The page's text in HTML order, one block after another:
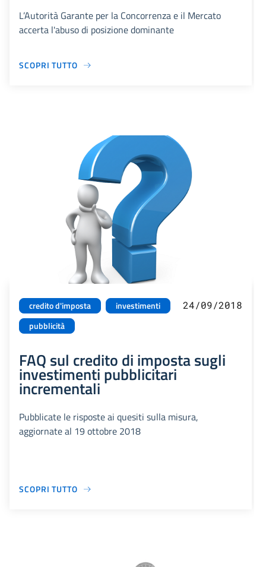
L’Autorità Garante per la Concorrenza e il Mercato
accerta l'abuso di posizione dominante
SCOPRI TUTTO
credito d'imposta
investimenti
pubblicità
24/09/2018
FAQ sul credito di imposta sugli
investimenti pubblicitari
incrementali
Pubblicate le risposte ai quesiti sulla misura,
aggiornate al 19 ottobre 2018
SCOPRI TUTTO